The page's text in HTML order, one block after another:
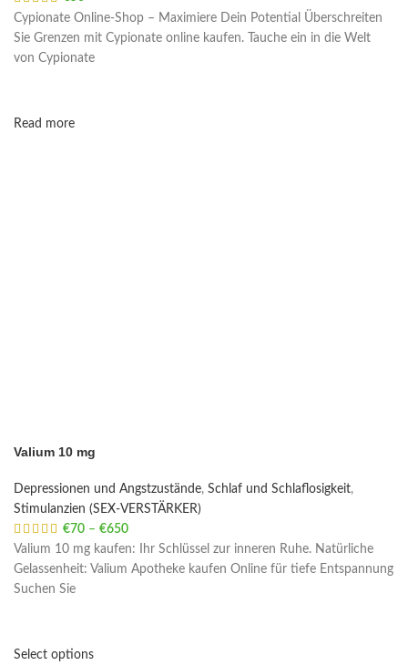
Cypionate Online-Shop – Maximiere Dein Potential Überschreiten
Sie Grenzen mit Cypionate online kaufen. Tauche ein in die Welt
von Cypionate
Read more
Valium 10 mg
Depressionen und Angstzustände, Schlaf und Schlaflosigkeit,
Stimulanzien (SEX-VERSTÄRKER)
€70 – €650
Valium 10 mg kaufen: Ihr Schlüssel zur inneren Ruhe. Natürliche
Gelassenheit: Valium Apotheke kaufen Online für tiefe Entspannung
Suchen Sie
Select options